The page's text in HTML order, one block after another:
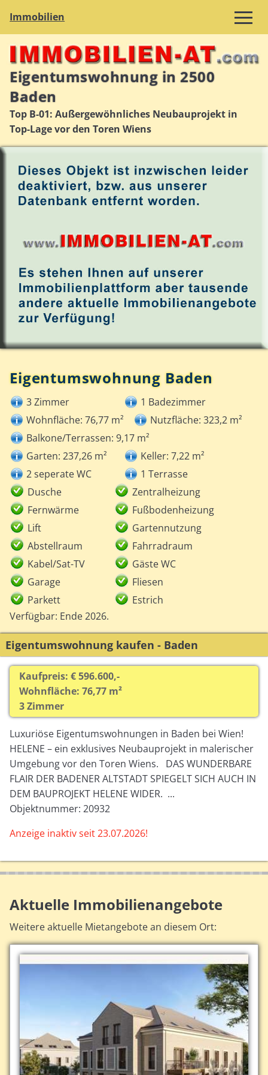
Immobilien
Eigentumswohnung in 2500
Baden
Top B-01: Außergewöhnliches Neubauprojekt in
Top-Lage vor den Toren Wiens
Eigentumswohnung Baden
3 Zimmer
1 Badezimmer
Wohnfläche: 76,77 m²
Nutzfläche: 323,2 m²
Balkone/Terrassen: 9,17 m²
Garten: 237,26 m²
Keller: 7,22 m²
2 seperate WC
1 Terrasse
Dusche
Zentralheizung
Fernwärme
Fußbodenheizung
Lift
Gartennutzung
Abstellraum
Fahrradraum
Kabel/Sat-TV
Gäste WC
Garage
Fliesen
Parkett
Estrich
Verfügbar: Ende 2026.
Eigentumswohnung kaufen - Baden
Kaufpreis: € 596.600,-
Wohnfläche: 76,77 m²
3 Zimmer
Luxuriöse Eigentumswohnungen in Baden bei Wien!
HELENE – ein exklusives Neubauprojekt in malerischer
Umgebung vor den Toren Wiens. DAS WUNDERBARE
FLAIR DER BADENER ALTSTADT SPIEGELT SICH AUCH IN
DEM BAUPROJEKT HELENE WIDER. ...
Objektnummer: 20932
Anzeige inaktiv seit 23.07.2026!
Aktuelle Immobilienangebote
Weitere aktuelle Mietangebote an diesem Ort: